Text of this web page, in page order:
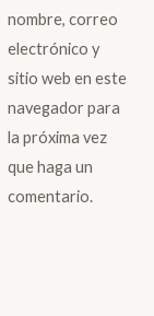
nombre, correo
electrónico y
sitio web en este
navegador para
la próxima vez
que haga un
comentario.